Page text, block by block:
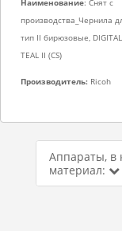
Наименование: Снят с
производства_Чернила
тип II бирюзовые, DIGITAL
TEAL II (CS)
Производитель: Ricoh
Аппараты, в
материал: